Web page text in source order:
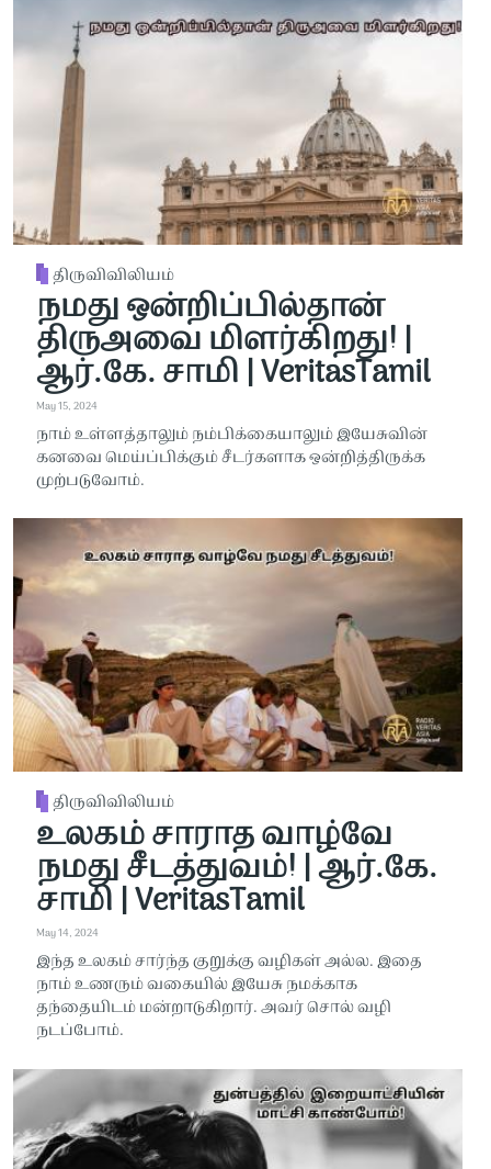
திருவிவிலியம்
நமது ஒன்றிப்பில்தான்
திருஅவை மிளர்கிறது! |
ஆர்.கே. சாமி | VeritasTamil
May 15, 2024
நாம் உள்ளத்தாலும் நம்பிக்கையாலும் இயேசுவின்
கனவை மெய்ப்பிக்கும் சீடர்களாக ஒன்றித்திருக்க
முற்படுவோம்.
திருவிவிலியம்
உலகம் சாராத வாழ்வே
நமது சீடத்துவம்! | ஆர்.கே.
சாமி | VeritasTamil
May 14, 2024
இந்த உலகம் சார்ந்த குறுக்கு வழிகள் அல்ல. இதை
நாம் உணரும் வகையில் இயேசு நமக்காக
தந்தையிடம் மன்றாடுகிறார். அவர் சொல் வழி
நடப்போம்.